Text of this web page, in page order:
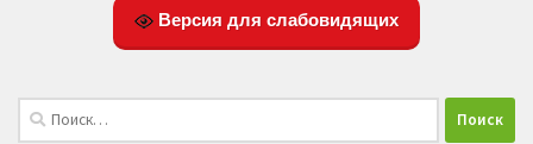
Версия для слабовидящих
Найти: